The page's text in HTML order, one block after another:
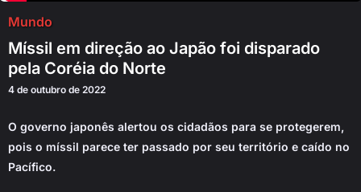
Mundo
Míssil em direção ao Japão foi disparado
pela Coréia do Norte
4 de outubro de 2022
O governo japonês alertou os cidadãos para se protegerem,
pois o míssil parece ter passado por seu território e caído no
Pacífico.